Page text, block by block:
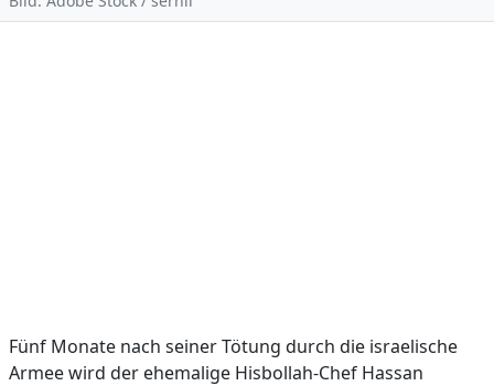
Fünf Monate nach seiner Tötung durch die israelische
Armee wird der ehemalige Hisbollah-Chef Hassan